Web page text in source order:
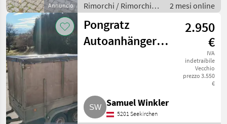
Annuncio
Rimorchi / Rimorchi
per auto
2 mesi online
Pongratz
Autoanhänger
2.950
€
IVA
indetraibile
Vecchio
prezzo 3.550
€
Samuel Winkler
5201 Seekirchen